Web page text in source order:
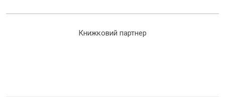
Книжковий партнер